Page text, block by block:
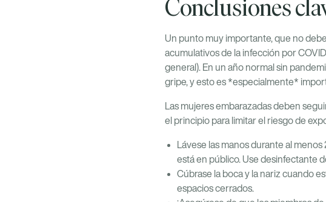
Conclusiones
Un punto muy importante, que no
acumulativos de la infección por
general). En un año normal sin
gripe, y esto es *especialmente*
Las mujeres embarazadas deben
el principio para limitar el riesgo de
Lávese las manos durante al
está en público. Use desinfectante
Cúbrase la boca y la nariz cuando
espacios cerrados.